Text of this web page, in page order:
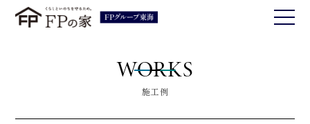
WORKS
施工例